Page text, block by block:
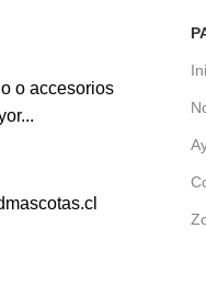
o accesorios